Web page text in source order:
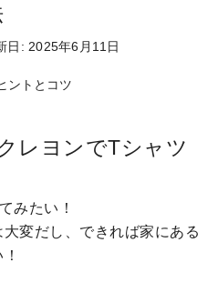
日: 2025年6月11日
ントとコツ
レヨンでTシャツ
みたい！
変だし、できれば家にある